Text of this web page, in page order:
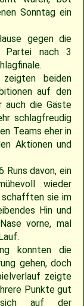
Sonntag ein
gegen die
Partei nach 3
beiden
auf den
auch die Gäste
schlagfreudig
Teams eher in
Aktionen und
Runs davon, ein
wieder
schafften sie im
Hin und
vorne, mal
konnten die
gehen, doch
zeigte
Punkte gut
sich auf der
22.04.2023 – Cavemen 2 vs Ulm Falcons
30.05.2019 – Jugendspiel in Ravensburg
11.05.2019 – Jugendspiel in Reutlingen
05.05.2019 – Landesligaspiel gegen die Ladenburg Romans
01.05.2019 – Pokalspiel gegen Ellwangen
27.04.2019 – Jugendspiel in Gammertingen
14.06.2017 – Pfingstturnier Steinheim 2017
25.05.2017 – Jugendspiel gegen Herrenberg
13.05.2017 – Jugendspiel in Herrenberg
06.05.2017 – Jugendspiel in Sindelfingen
08.04.2017 – Pokalauftakt gegen die Freiburg Knights
04.03.2017 – Jugendausflug Sensapolis
03.03.2017 – Jahreshauptversammlung
26./27.05.2012 – 25. Pfingstturnier in Steinheim
29.04.2012 – Landesliga Bretten Kangaroos vs. Cavemen
15.04.2012 – Jugend Cavemen vs. Gammertingen
03.07.2011 – Softball-Landesligaspiel Cavemen vs. Nagold Mohawks
11./12.06.2011 – Jubiläumsturnier 25 Jahre Red Phantoms Steinheim
01.05.2011 – Landesligaspiel Cavemen vs. Bad Mergentheim Warriors
10.04.2011 – Pokelspiel Cavemen vs. Karlsruhe Cougars